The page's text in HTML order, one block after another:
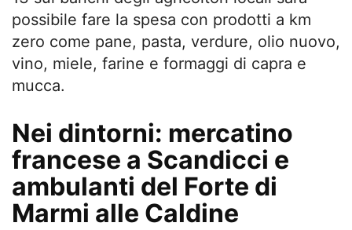
possibile fare la spesa con prodotti a km
zero come pane, pasta, verdure, olio nuovo,
vino, miele, farine e formaggi di capra e
mucca.
Nei dintorni: mercatino
francese a Scandicci e
ambulanti del Forte di
Marmi alle Caldine